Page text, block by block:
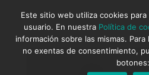
Este sitio web utiliza cookies
usuario. En nuestra Política de
información sobre las mismas.
no exentas de consentimiento,
botones: